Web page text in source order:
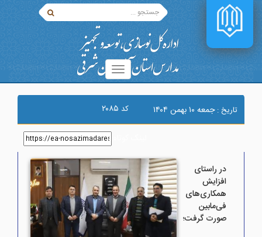
تاریخ :جمعه ۱۰ بهمن ۱۴۰۴ کد ۲۰۸۵
در راستای
افزایش
همکاری‌های
فی‌مابین
صورت گرفت؛